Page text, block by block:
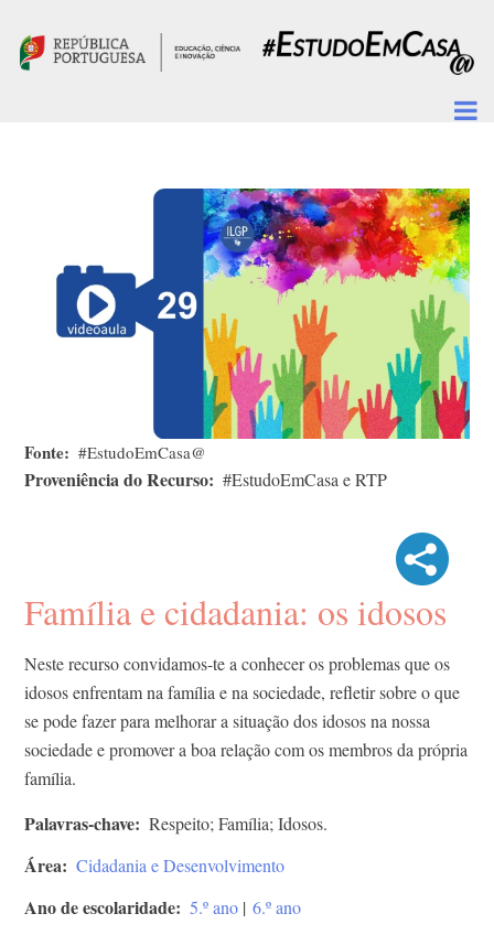
Fonte #EstudoEmCasa@
Proveniência do Recurso #EstudoEmCasa e RTP
Família e cidadania: os idosos
Neste recurso convidamos-te a conhecer os problemas que os
idosos enfrentam na família e na sociedade, refletir sobre o que
se pode fazer para melhorar a situação dos idosos na nossa
sociedade e promover a boa relação com os membros da própria
família.
Palavras-chave Respeito; Família; Idosos.
Área Cidadania e Desenvolvimento
Ano de escolaridade 5.º ano | 6.º ano